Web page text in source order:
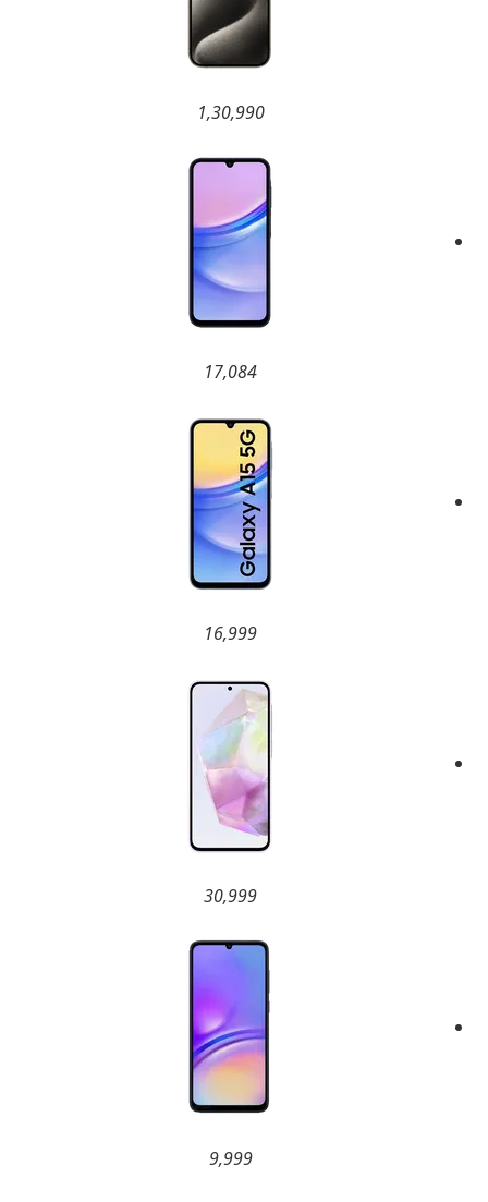
1,30,990
17,084
16,999
30,999
9,999